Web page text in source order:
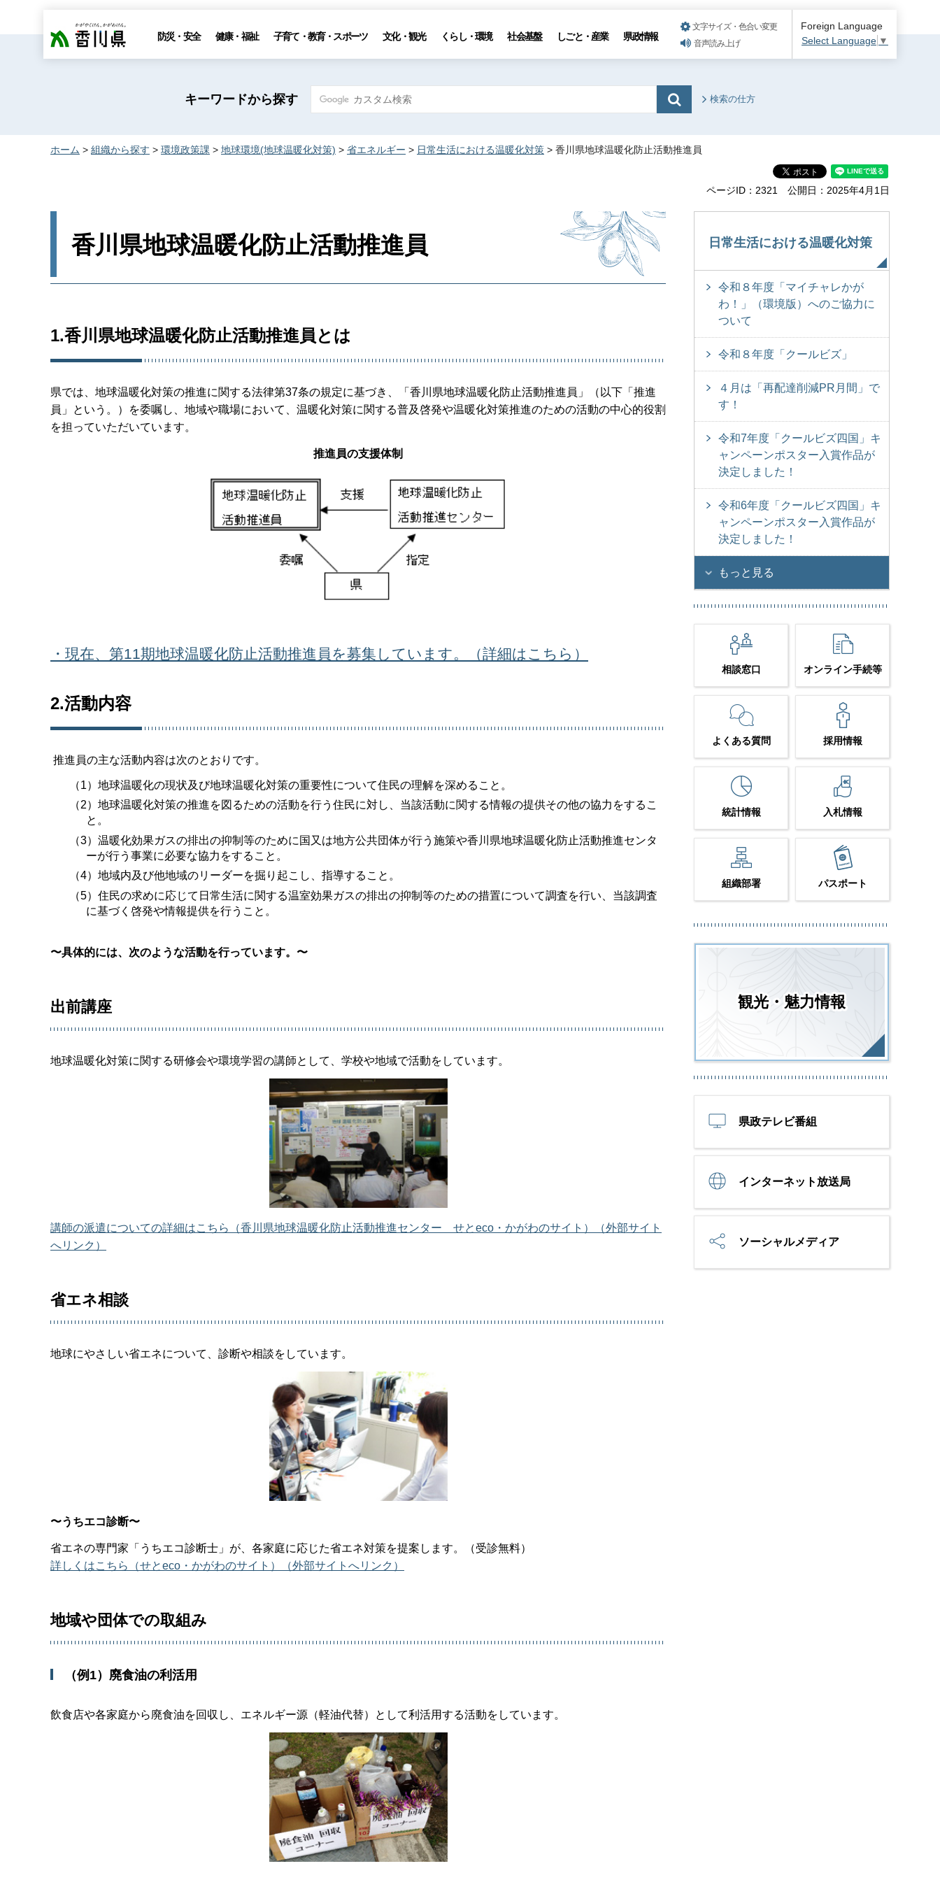
香川県 防災・安全 健康・福祉 子育て・教育・スポーツ 文化・観光 くらし・環境 社会基盤 しごと・産業 県政情報
文字サイズ・色合い変更
音声読み上げ
Foreign Language
Select Language ▼
キーワードから探す 検索の仕方
ホーム > 組織から探す > 環境政策課 > 地球環境(地球温暖化対策) > 省エネルギー > 日常生活における温暖化対策 > 香川県地球温暖化防止活動推進員
ページID：2321 公開日：2025年4月1日
香川県地球温暖化防止活動推進員
1.香川県地球温暖化防止活動推進員とは
県では、地球温暖化対策の推進に関する法律第37条の規定に基づき、「香川県地球温暖化防止活動推進員」（以下「推進
員」という。）を委嘱し、地域や職場において、温暖化対策に関する普及啓発や温暖化対策推進のための活動の中心的役割
を担っていただいています。
推進員の支援体制
・現在、第11期地球温暖化防止活動推進員を募集しています。（詳細はこちら）
2.活動内容
推進員の主な活動内容は次のとおりです。
（1）地球温暖化の現状及び地球温暖化対策の重要性について住民の理解を深めること。
（2）地球温暖化対策の推進を図るための活動を行う住民に対し、当該活動に関する情報の提供その他の協力をするこ
と。
（3）温暖化効果ガスの排出の抑制等のために国又は地方公共団体が行う施策や香川県地球温暖化防止活動推進センタ
ーが行う事業に必要な協力をすること。
（4）地域内及び他地域のリーダーを掘り起こし、指導すること。
（5）住民の求めに応じて日常生活に関する温室効果ガスの排出の抑制等のための措置について調査を行い、当該調査
に基づく啓発や情報提供を行うこと。
〜具体的には、次のような活動を行っています。〜
出前講座
地球温暖化対策に関する研修会や環境学習の講師として、学校や地域で活動をしています。
講師の派遣についての詳細はこちら（香川県地球温暖化防止活動推進センター せとeco・かがわのサイト）（外部サイト
へリンク）
省エネ相談
地球にやさしい省エネについて、診断や相談をしています。
〜うちエコ診断〜
省エネの専門家「うちエコ診断士」が、各家庭に応じた省エネ対策を提案します。（受診無料）
詳しくはこちら（せとeco・かがわのサイト）（外部サイトへリンク）
地域や団体での取組み
（例1）廃食油の利活用
飲食店や各家庭から廃食油を回収し、エネルギー源（軽油代替）として利活用する活動をしています。
日常生活における温暖化対策
令和８年度「マイチャレかが
わ！」（環境版）へのご協力に
ついて
令和８年度「クールビズ」
４月は「再配達削減PR月間」で
す！
令和7年度「クールビズ四国」キ
ャンペーンポスター入賞作品が
決定しました！
令和6年度「クールビズ四国」キ
ャンペーンポスター入賞作品が
決定しました！
もっと見る
相談窓口 オンライン手続等
よくある質問 採用情報
統計情報 入札情報
組織部署 パスポート
観光・魅力情報
県政テレビ番組
インターネット放送局
ソーシャルメディア